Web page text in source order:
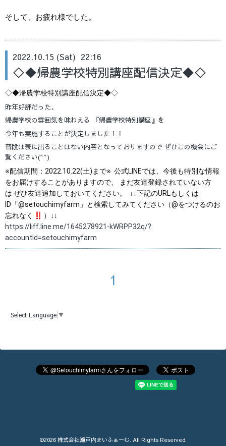
そして、お疲れ様でした。
2022.10.15 (Sat) 22:16
◇◆帰農学校特別講座配信決定◆◇
◇◆帰農学校特別講座配信決定◆◇
昨年好評だった、
帰農学校の雰囲気を味わえる 『帰農学校特別講座』を
今年も実施することが決定しました！！
普段は表に出ることはない内容となっておりますので ぜひこの機会にご
覧ください(^^)
※配信期間：2022.10.22(土)まで※ 公式LINEでは、今後も特別な情報
をお届けすることがありますので、
まだ友達登録されていない方
は ぜひ友達追加しておいてください。
↓↓下記のURLもしくは
ID「@setouchimyfarm」と検索してみてください（@をつけるのお
忘れなく
︎）↓↓
https://liff.line.me/1645278921-kWRPP32q/?
accountId=setouchimyfarm
1
Select Language ▼
©2026 株式会社瀬戸内まいふぁーむ . All Rights Reserved.